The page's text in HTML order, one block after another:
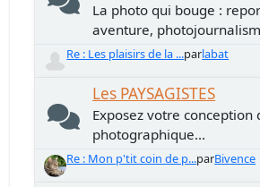
La photo qui bouge :
aventure,
Re : Les plaisirs de la ...parlabat
Les PAYSAGISTES
Exposez votre conception
photographique...
Re : Mon p'tit coin de p...parBivence